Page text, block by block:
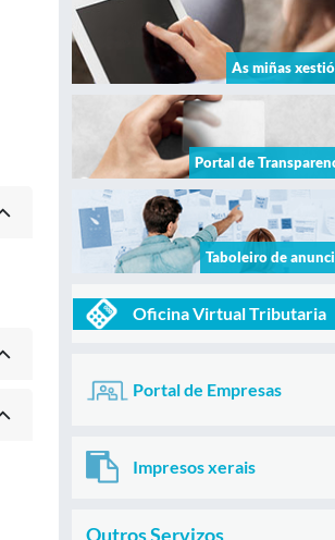
As miñas
Portal de
Taboleiro de
Oficina Virtual Tributaria
Portal de Empresas
Impresos xerais
Outros Servizos